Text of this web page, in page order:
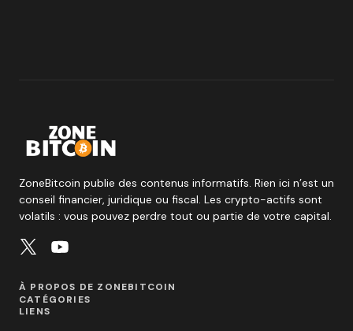
ZoneBitcoin publie des contenus informatifs. Rien ici n’est un
conseil financier, juridique ou fiscal. Les crypto-actifs sont
volatils : vous pouvez perdre tout ou partie de votre capital.
À PROPOS DE ZONEBITCOIN
CATÉGORIES
LIENS